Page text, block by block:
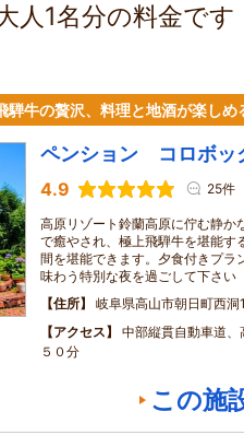
人1名分の料金で
騨牛の贅沢、料理と地酒が楽しめ
ペンション コロボッ
4.9 25件
高原リゾート鈴蘭高原に佇む静か
で癒やされ、極上飛騨牛を堪能す
間を堪能できます。夕食付きプラ
味わう特別な夜を過ごして下さい
住所
岐阜県高山市朝日町西
アクセス
中部縦貫自動車道
５０分
この施